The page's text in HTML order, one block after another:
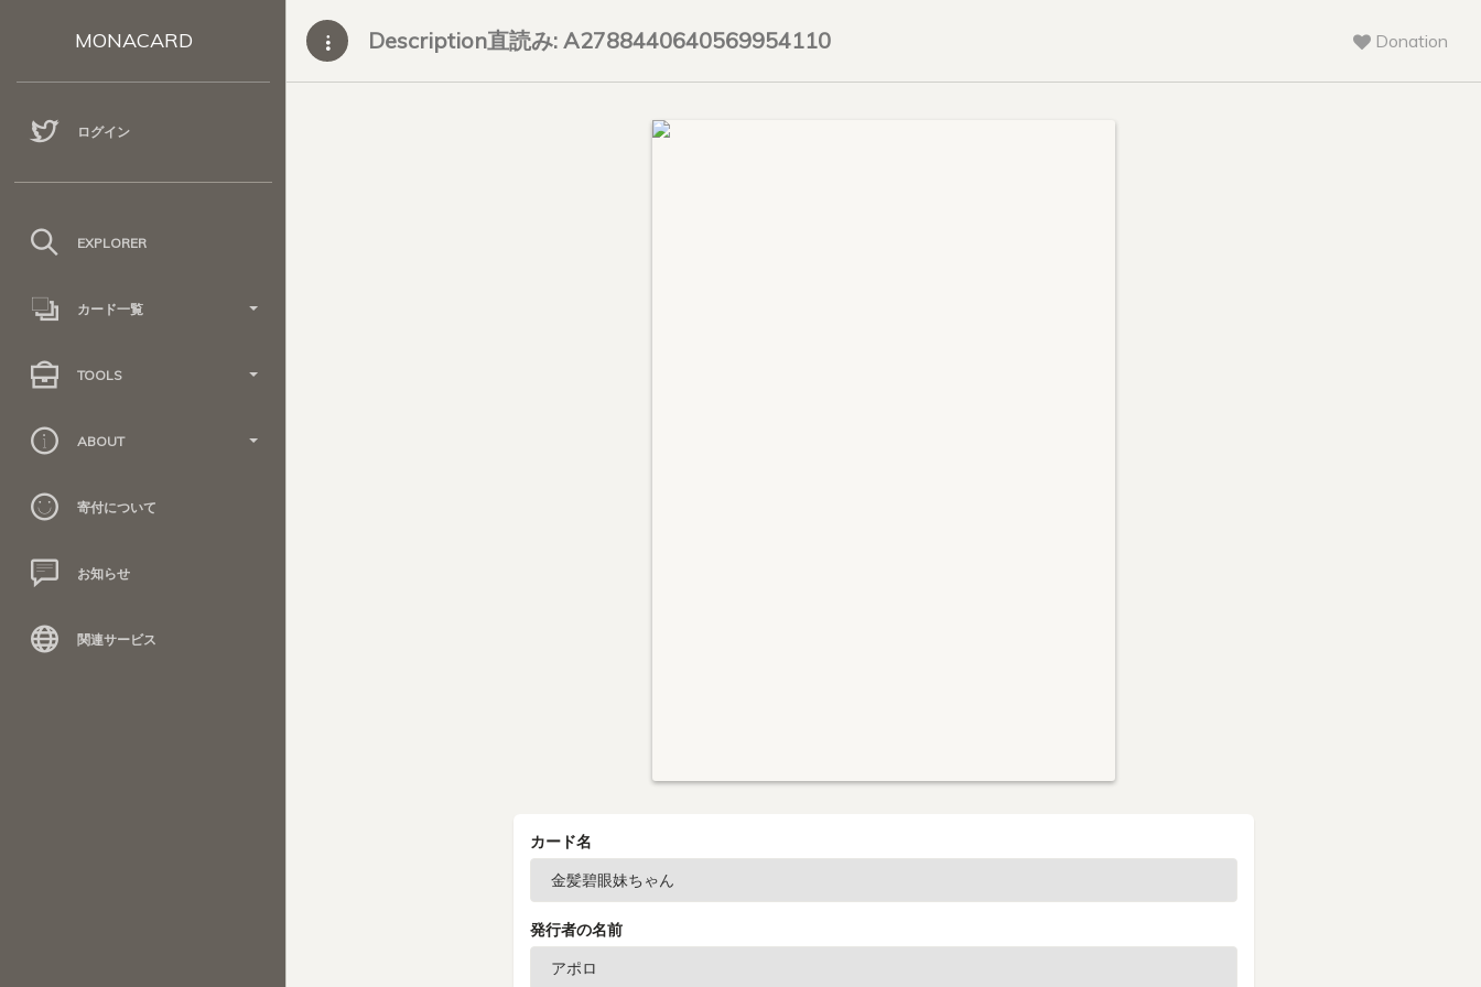
MONACARD
ログイン
EXPLORER
カード一覧
TOOLS
ABOUT
寄付について
お知らせ
関連サービス
Description直読み: A2788440640569954110 Donation
カード名
発行者の名前